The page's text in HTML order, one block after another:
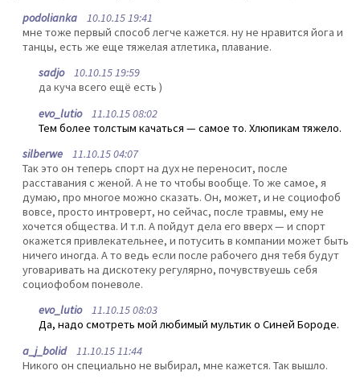
podolianka 10.10.15 19:41
мне тоже первый способ легче кажется. ну не нравится йога и
танцы, есть же еще тяжелая атлетика, плавание.
sadjo10.10.15 19:59
да куча всего ещё есть )
evo_lutio11.10.15 08:02
Тем более толстым качаться — самое то. Хлюпикам тяжело.
silberwe 11.10.15 04:07
Так это он теперь спорт на дух не переносит, после
расставания с женой. А не то чтобы вообще. То же самое, я
думаю, про многое можно сказать. Он, может, и не социофоб
вовсе, просто интроверт, но сейчас, после травмы, ему не
хочется общества. И т.п. А пойдут дела его вверх — и спорт
окажется привлекательнее, и потусить в компании может быть
ничего иногда. А то ведь если после рабочего дня тебя будут
уговаривать на дискотеку регулярно, почувствуешь себя
социофобом поневоле.
evo_lutio11.10.15 08:03
Да, надо смотреть мой любимый мультик о Синей Бороде.
a_j_bolid11.10.15 11:44
Никого он специально не выбирал, мне кажется. Так вышло.